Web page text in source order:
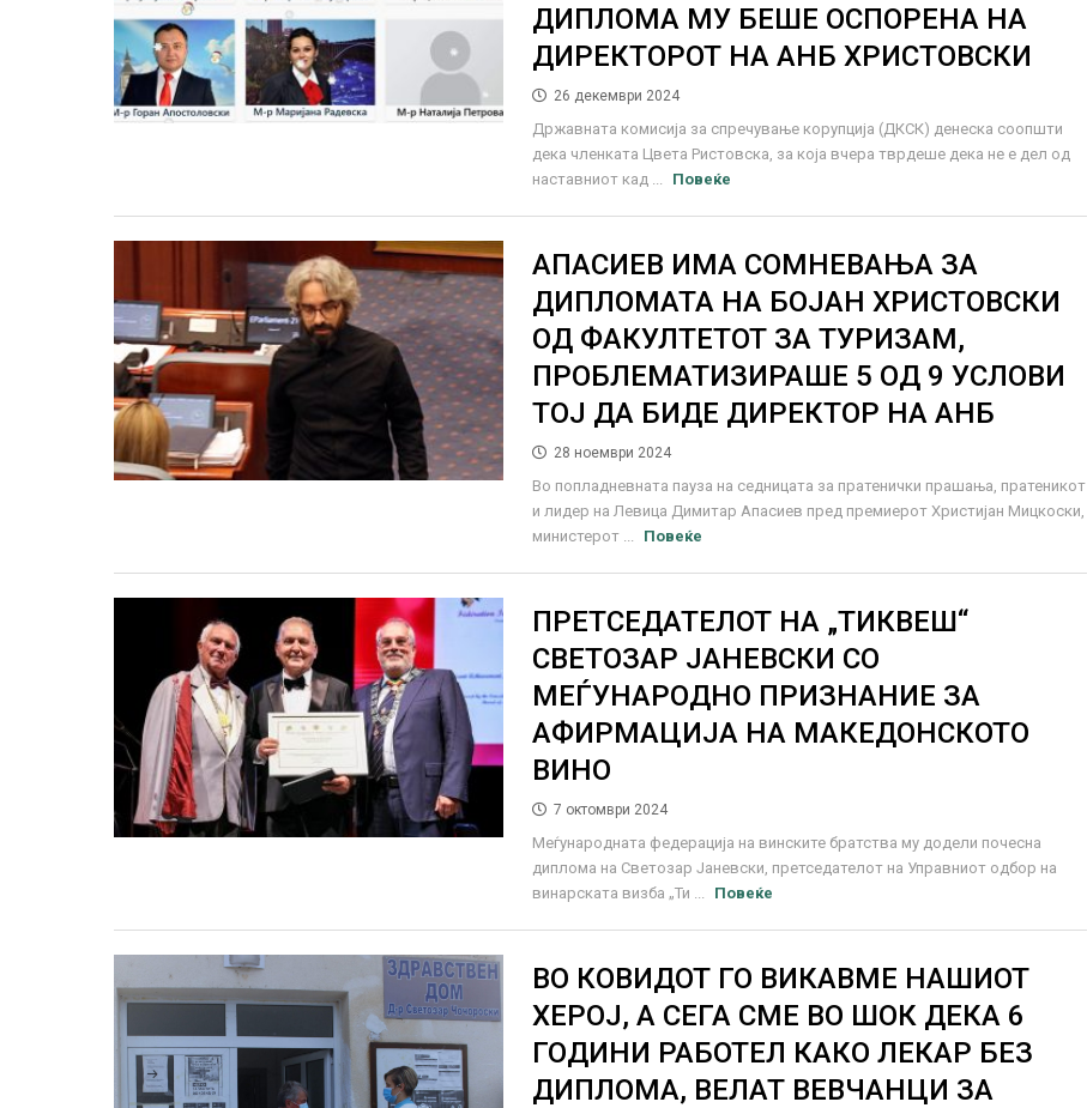
ДИПЛОМА МУ БЕШЕ ОСПОРЕНА НА
ДИРЕКТОРОТ НА АНБ ХРИСТОВСКИ
26 декември 2024
Државната комисија за спречување корупција (ДКСК) денеска соопшти
дека членката Цвета Ристовска, за која вчера тврдеше дека не е дел од
наставниот кад ...
Повеќе
АПАСИЕВ ИМА СОМНЕВАЊА ЗА
ДИПЛОМАТА НА БОЈАН ХРИСТОВСКИ
ОД ФАКУЛТЕТОТ ЗА ТУРИЗАМ,
ПРОБЛЕМАТИЗИРАШЕ 5 ОД 9 УСЛОВИ
ТОЈ ДА БИДЕ ДИРЕКТОР НА АНБ
28 ноември 2024
Во попладневната пауза на седницата за пратенички прашања, пратеникот
и лидер на Левица Димитар Апасиев пред премиерот Христијан Мицкоски,
министерот ...
Повеќе
ПРЕТСЕДАТЕЛОТ НА „ТИКВЕШ“
СВЕТОЗАР ЈАНЕВСКИ СО
МЕЃУНАРОДНО ПРИЗНАНИЕ ЗА
АФИРМАЦИЈА НА МАКЕДОНСКОТО
ВИНО
7 октомври 2024
Меѓународната федерација на винските братства му додели почесна
диплома на Светозар Јаневски, претседателот на Управниот одбор на
винарската визба „Ти ...
Повеќе
ВО КОВИДОТ ГО ВИКАВМЕ НАШИОТ
ХЕРОЈ, А СЕГА СМЕ ВО ШОК ДЕКА 6
ГОДИНИ РАБОТЕЛ КАКО ЛЕКАР БЕЗ
ДИПЛОМА, ВЕЛАТ ВЕВЧАНЦИ ЗА